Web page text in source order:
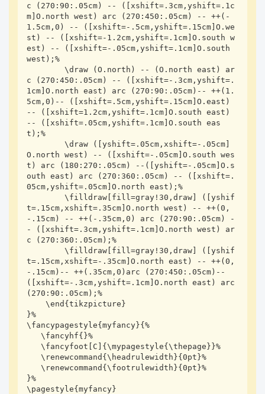
c (270:90:.05cm) -- ([xshift=.3cm,yshift=.1c
m]O.north west) arc (270:450:.05cm) -- ++(-
1.5cm,0) -- ([xshift=-.5cm,yshift=.15cm]O.we
st) -- ([xshift=-1.2cm,yshift=.1cm]O.south w
est) -- ([xshift=-.05cm,yshift=.1cm]O.south
west);%
        \draw (O.north) -- (O.north east) ar
c (270:450:.05cm) -- ([xshift=-.3cm,yshift=.
1cm]O.north east) arc (270:90:.05cm)-- ++(1.
5cm,0)-- ([xshift=.5cm,yshift=.15cm]O.east)
-- ([xshift=1.2cm,yshift=.1cm]O.south east)
-- ([xshift=.05cm,yshift=.1cm]O.south eas
t);%
        \draw ([yshift=.05cm,xshift=-.05cm]
O.north west) -- ([xshift=-.05cm]O.south wes
t) arc (180:270:.05cm) --([yshift=-.05cm]O.s
outh east) arc (270:360:.05cm) -- ([xshift=.
05cm,yshift=.05cm]O.north east);%
        \filldraw[fill=gray!30,draw] ([yshif
t=.15cm,xshift=.35cm]O.north west) -- ++(0,
-.15cm) -- ++(-.35cm,0) arc (270:90:.05cm) -
- ([xshift=.3cm,yshift=.1cm]O.north west) ar
c (270:360:.05cm);%
        \filldraw[fill=gray!30,draw] ([yshif
t=.15cm,xshift=-.35cm]O.north east) -- ++(0,
-.15cm)-- ++(.35cm,0)arc (270:450:.05cm)--
([xshift=-.3cm,yshift=.1cm]O.north east) arc
(270:90:.05cm);%
    \end{tikzpicture}
}%
\fancypagestyle{myfancy}{%
   \fancyhf{}%
   \fancyfoot[C]{\mypagestyle{\thepage}}%
   \renewcommand{\headrulewidth}{0pt}%
   \renewcommand{\footrulewidth}{0pt}%
}%
\pagestyle{myfancy}